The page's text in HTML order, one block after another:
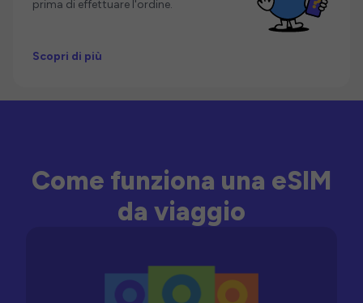
prima di effettuare l'ordine.
Scopri di più
Come funziona una eSIM
da viaggio